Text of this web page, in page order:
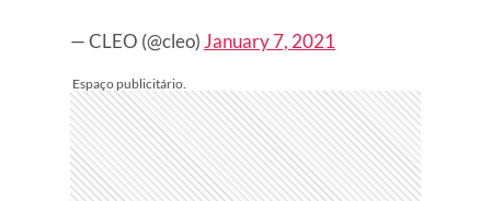
— CLEO (@cleo) January 7, 2021